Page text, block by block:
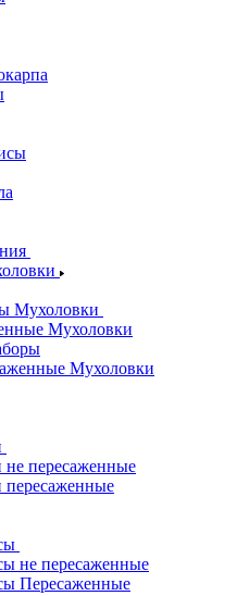
Мухоловки
Мухоловки
Мухоловки
пересаженные
не пересаженные
Пересаженные